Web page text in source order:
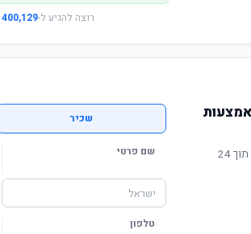
רוצה להגיע ל-400,129 ₪
תשואה מוכחת, דמי ניהול תחרותיים ושירות מקצועי. נחזור אליכם תוך 24
שכיר
שם פרטי
טלפון